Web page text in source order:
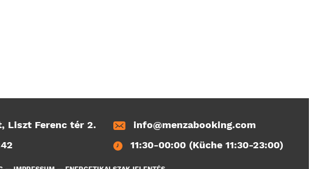
Liszt Ferenc tér 2.
info@menzabooking.com
11:30-00:00 (Küche 11:30-23:00)